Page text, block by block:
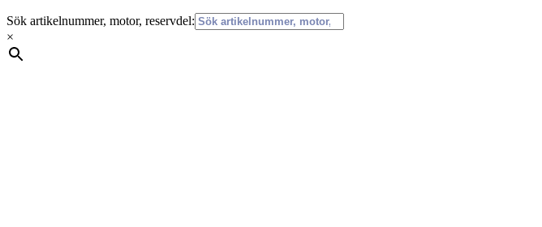
Sök artikelnummer, motor, reservdel:
×